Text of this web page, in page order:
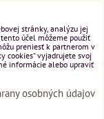
stránky, analýzu jej
účel môžeme použiť
preniesť k partnerom v
cookies“ vyjadrujete svoj
informácie alebo upraviť
osobných údajov